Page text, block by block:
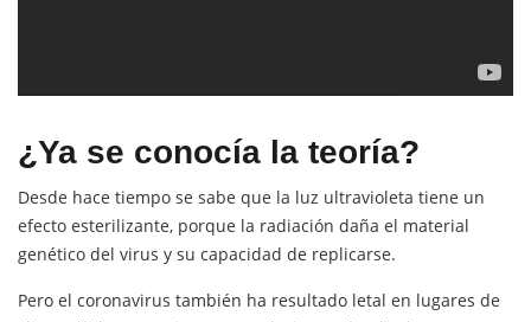
¿Ya se conocía la teoría?
Desde hace tiempo se sabe que la luz ultravioleta tiene un
efecto esterilizante, porque la radiación daña el material
genético del virus y su capacidad de replicarse.
Pero el coronavirus también ha resultado letal en lugares de